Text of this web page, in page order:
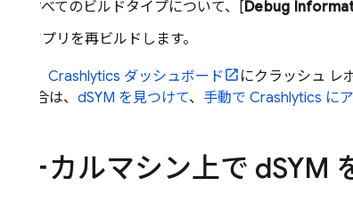
すべてのビルドタイプについて、[Debug
アプリを再ビルドします。
Crashlytics ダッシュボード
にクラッシュ レ
した場合は、 dSYM を見つけて、 手動で Crashlytics に
ローカルマシン上で dSYM